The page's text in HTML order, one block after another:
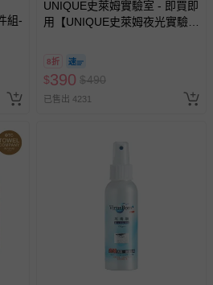
）。
封口處已貼上「不可拆封」，或具警
房等服務。
運送僅限台灣本島。如您位於離島地
或須依據商品需加收離島運費。廠商
。離島、偏遠地區、樓層親送等加價
可於訂單個人資料內的查詢訂單內，
組-
UNIQUE史萊姆實驗室 - 即買即
用【UNIQUE史萊姆夜光實驗室
訂單編號兌換，逾期作廢) (大
人小孩均一價(3歲以上需購票))
8折
$390 $490
已售出 4231